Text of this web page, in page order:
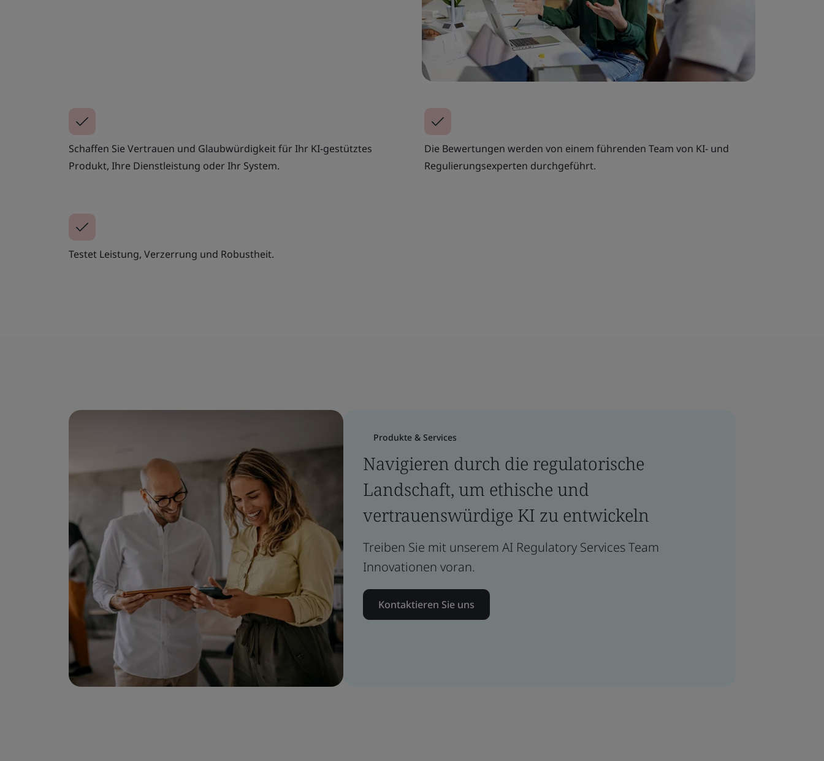
Schaffen Sie Vertrauen und Glaubwürdigkeit für Ihr KI-gestütztes
Produkt, Ihre Dienstleistung oder Ihr System.
Die Bewertungen werden von einem führenden Team von KI- und
Regulierungsexperten durchgeführt.
Testet Leistung, Verzerrung und Robustheit.
Produkte & Services
Navigieren durch die regulatorische
Landschaft, um ethische und
vertrauenswürdige KI zu entwickeln
Treiben Sie mit unserem AI Regulatory Services Team
Innovationen voran.
Kontaktieren Sie uns